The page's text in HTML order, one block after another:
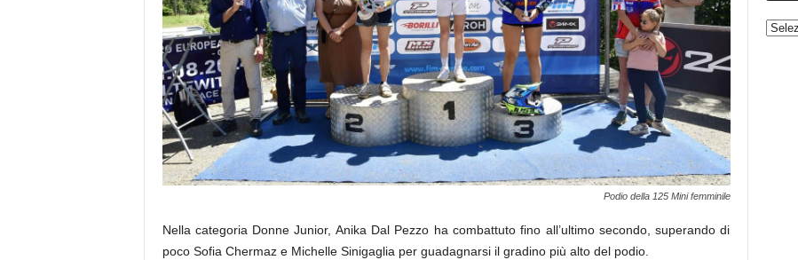
Podio della 125 Mini femminile
Nella categoria Donne Junior, Anika Dal Pezzo ha combattuto fino all’ultimo secondo, superando di
poco Sofia Chermaz e Michelle Sinigaglia per guadagnarsi il gradino più alto del podio.